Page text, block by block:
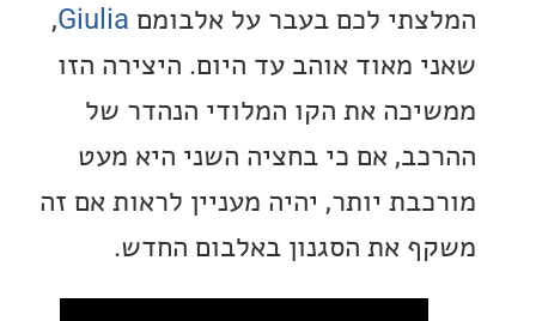
לכם בעבר על אלבומםGiulia
,
מאוד אוהב עד היום. היצירה הזו
את הקו המלודי הנהדר של
אם כי בחציה השני היא מעט
יותר, יהיה מעניין לראות אם זה
את הסגנון באלבום החדש.